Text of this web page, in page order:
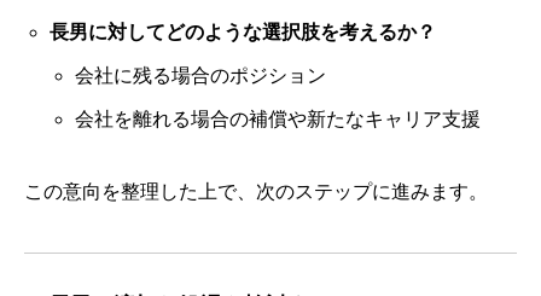
長男に対してどのような選択肢を考えるか？
会社に残る場合のポジション
会社を離れる場合の補償や新たなキャリア支援
この意向を整理した上で、次のステップに進みます。